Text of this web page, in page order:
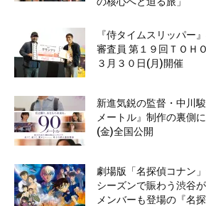
『侍タイムスリッパー
審査員 第１９回ＴＯＨ
３月３０日(月)開催
新進気鋭の監督・中川
メートル』制作の裏側
(金)全国公開
劇場版「名探偵コナン
シーズンで賑わう渋谷
メンバーも登場の『名